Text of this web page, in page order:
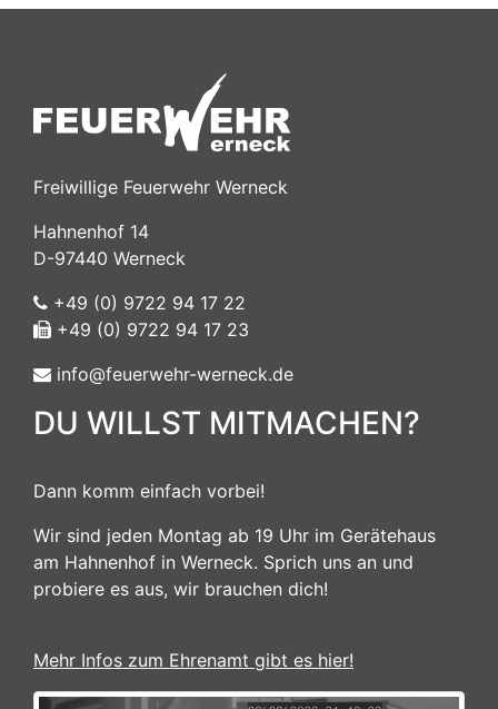
Freiwillige Feuerwehr Werneck
Hahnenhof 14
D-97440 Werneck
+49 (0) 9722 94 17 22
+49 (0) 9722 94 17 23
info@feuerwehr-werneck.de
DU WILLST MITMACHEN?
Dann komm einfach vorbei!
Wir sind jeden Montag ab 19 Uhr im Gerätehaus
am Hahnenhof in Werneck. Sprich uns an und
probiere es aus, wir brauchen dich!
Mehr Infos zum Ehrenamt gibt es hier!